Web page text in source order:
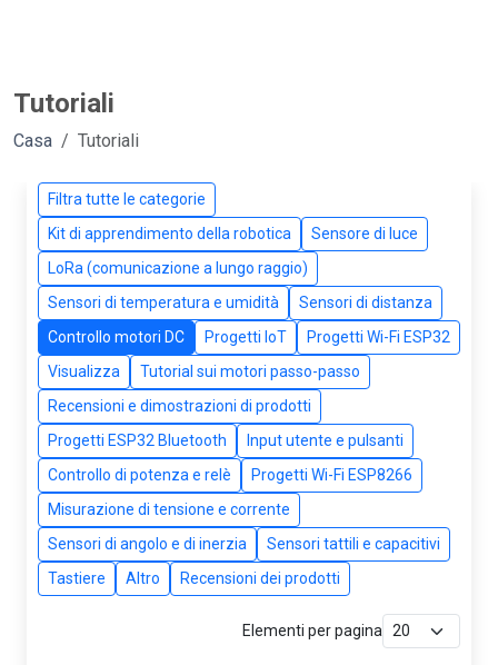
Tutoriali
Casa Tutoriali
Filtra tutte le categorie
Kit di apprendimento della robotica
Sensore di luce
LoRa (comunicazione a lungo raggio)
Sensori di temperatura e umidità
Sensori di distanza
Controllo motori DC
Progetti IoT
Progetti Wi-Fi ESP32
Visualizza
Tutorial sui motori passo-passo
Recensioni e dimostrazioni di prodotti
Progetti ESP32 Bluetooth
Input utente e pulsanti
Controllo di potenza e relè
Progetti Wi-Fi ESP8266
Misurazione di tensione e corrente
Sensori di angolo e di inerzia
Sensori tattili e capacitivi
Tastiere
Altro Recensioni dei prodotti
Elementi per pagina